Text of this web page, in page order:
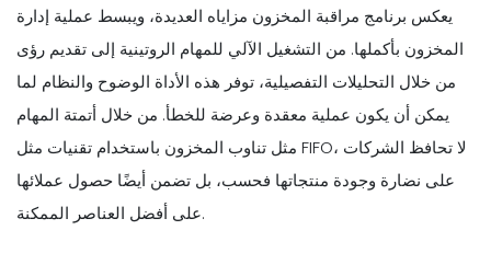
يعكس برنامج مراقبة المخزون مزاياه العديدة، ويبسط عملية إدارة
المخزون بأكملها. من التشغيل الآلي للمهام الروتينية إلى تقديم رؤى
من خلال التحليلات التفصيلية، توفر هذه الأداة الوضوح والنظام لما
يمكن أن يكون عملية معقدة وعرضة للخطأ. من خلال أتمتة المهام
مثل تناوب المخزون باستخدام تقنيات مثل FIFO، لا تحافظ الشركات
على نضارة وجودة منتجاتها فحسب، بل تضمن أيضًا حصول عملائها
على أفضل العناصر الممكنة.